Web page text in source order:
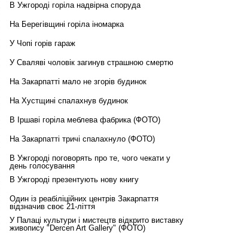
В Ужгороді горіла надвірна споруда
На Берегівщині горіла іномарка
У Чопі горів гараж
У Сваляві чоловік загинув страшною смертю
На Закарпатті мало не згорів будинок
На Хустщині спалахнув будинок
В Іршаві горіла меблева фабрика (ФОТО)
На Закарпатті тричі спалахнуло (ФОТО)
В Ужгороді поговорять про те, чого чекати у
день голосування
В Ужгороді презентують нову книгу
Один із реабіліційних центрів Закарпаття
відзначив своє 21-ліття
У Палаці культури і мистецтв відкрито виставку
живопису "Dercen Art Gallery" (ФОТО)